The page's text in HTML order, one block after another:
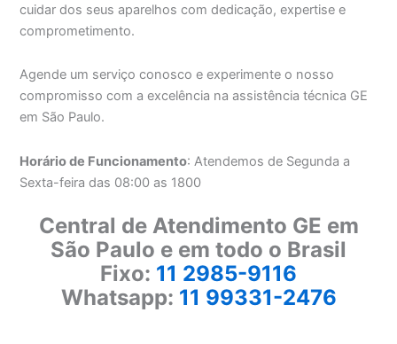
cuidar dos seus aparelhos com dedicação, expertise e
comprometimento.
Agende um serviço conosco e experimente o nosso
compromisso com a excelência na assistência técnica GE
em São Paulo.
Horário de Funcionamento: Atendemos de Segunda a
Sexta-feira das 08:00 as 1800
Central de Atendimento GE em
São Paulo e em todo o Brasil
Fixo: 11 2985-9116
Whatsapp: 11 99331-2476